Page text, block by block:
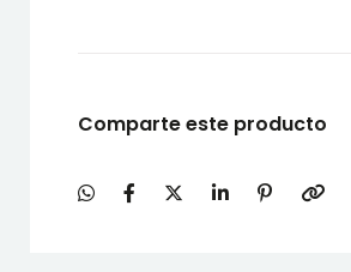
Comparte este producto